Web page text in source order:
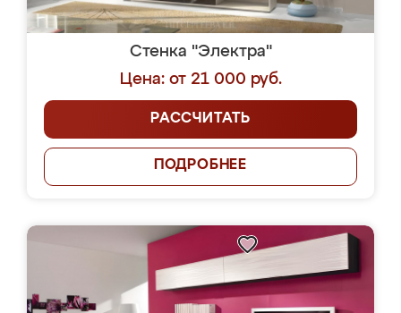
Стенка "Электра"
Цена: от 21 000 руб.
РАССЧИТАТЬ
ПОДРОБНЕЕ